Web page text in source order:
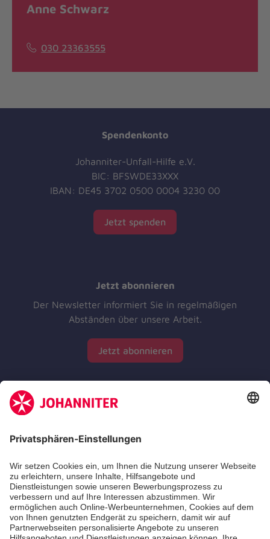
Anne Schwarz
030 23363555
Spendenkonto
Johanniter-Unfall-Hilfe e.V.
BIC: BFSWDE33XXX
IBAN: DE45 3702 0500 0004 3230 00
Jetzt spenden
Jetzt abonnieren
Der Newsletter informiert Sie in regelmäßigen
Abständen über unsere Arbeit.
Jetzt abonnieren
Aus- & Fortbildungen
Jobs & Ehrenamt